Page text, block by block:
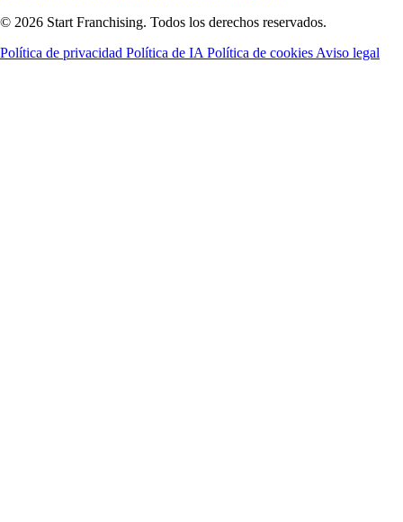
© 2026 Start Franchising. Todos los derechos reservados.
Política de privacidad Política de IA Política de cookies Aviso legal